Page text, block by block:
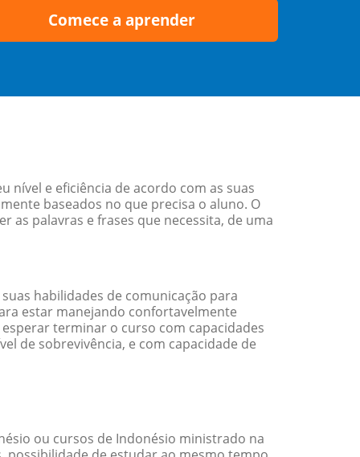
Comece a aprender
nível e eficiência de acordo com as suas
baseados no que precisa o aluno. O
as palavras e frases que necessita, de uma
habilidades de comunicação para
estar manejando confortavelmente
terminar o curso com capacidades
de sobrevivência, e com capacidade de
ou cursos de Indonésio ministrado na